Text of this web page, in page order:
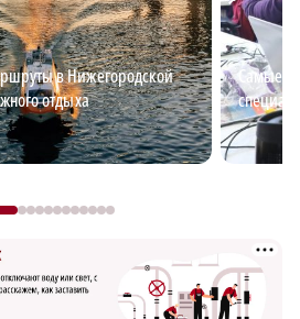
в Нижегородской
отдыха
Самые